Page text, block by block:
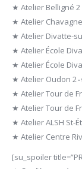
★ Atelier Belligné 2
★ Atelier
★ Atelier Divatte-
★ Atelier École
★ Atelier École
★ Atelier Oudon 2
★ Atelier Tour de
★ Atelier Tour de
★ Atelier ALSH St-
★ Atelier Centre
[su_spoiler